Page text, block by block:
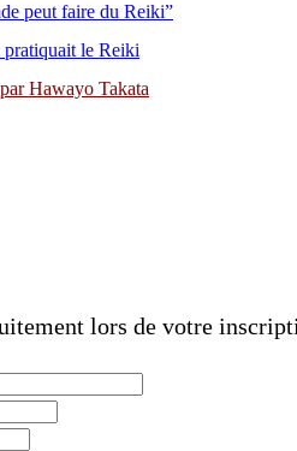
peut faire du Reiki”
le Reiki
Hawayo Takata
lors de votre